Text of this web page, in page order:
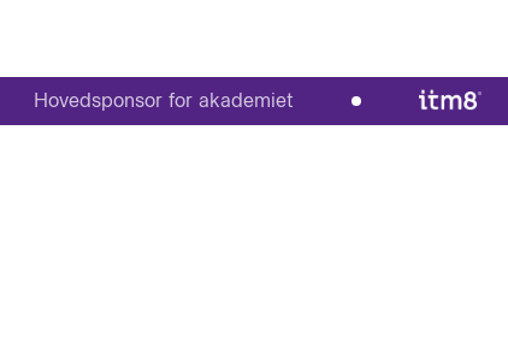
Hovedsponsor for akademiet